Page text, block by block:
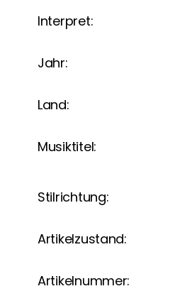
Interpret:
Jahr:
Land:
Musiktitel:
Stilrichtung:
Artikelzustand:
Artikelnummer: